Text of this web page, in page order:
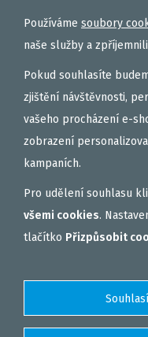
TEKUTÉ
OBALOVAČKY
VAŘENÝ PARTIKL
BIŽUTERIE NA
DÁRKOVÝ
AKČNÍ SETY
VNADÍCÍ,
PVA PUNČOCHY
Používáme soubory
naše služby a
Pokud souhlasíte
zjištění návštěvnosti,
vašeho procházení e-
zobrazení
kampaních.
Pro udělení souhlasu
všemi cookies.
tlačítko Přizpůsobit